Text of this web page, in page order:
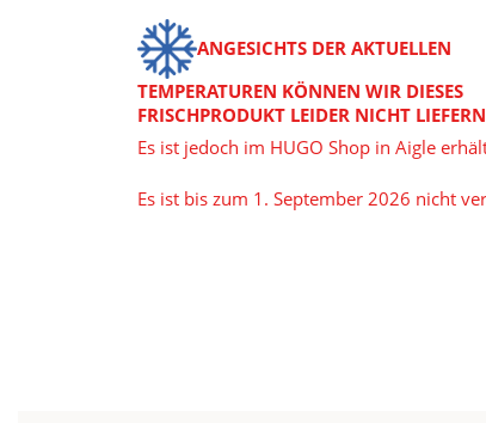
ANGESICHTS DER AKTUELLEN
TEMPERATUREN KÖNNEN WIR DIESES
FRISCHPRODUKT LEIDER NICHT
Es ist jedoch im HUGO Shop in Aigle
Es ist bis zum 1. September 2026 nicht